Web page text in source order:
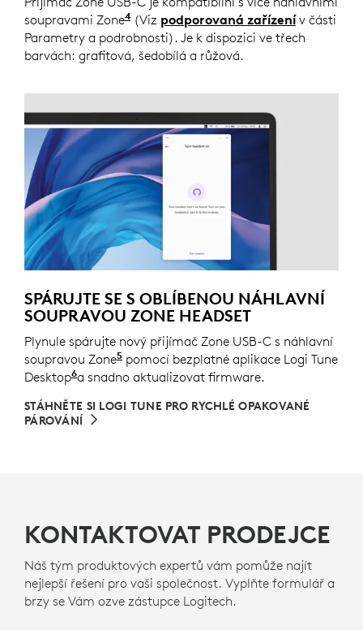
soupravami Zone4K přijímači připojujte vždy jen jednu
(Viz podporovaná zařízenív části
Parametry a podrobnosti). Je k dispozici ve třech
barvách: grafitová, šedobílá a růžová.
SPÁRUJTE SE S OBLÍBENOU NÁHLAVNÍ
SOUPRAVOU ZONE HEADSET
Plynule spárujte nový přijímač Zone USB-C s náhlavní
soupravou Zone5 Úplný seznam podporovaných
pomocí bezplatné aplikace Logi Tune
Desktop6Logi Tune není k dispozici pro ChromeOS.
a snadno aktualizovat firmware.
STÁHNĚTE SI LOGI TUNE PRO RYCHLÉ OPAKOVANÉ
PÁROVÁNÍ
KONTAKTOVAT PRODEJCE
Náš tým produktových expertů vám pomůže najít
nejlepší řešení pro vaši společnost. Vyplňte formulář a
brzy se Vám ozve zástupce Logitech.